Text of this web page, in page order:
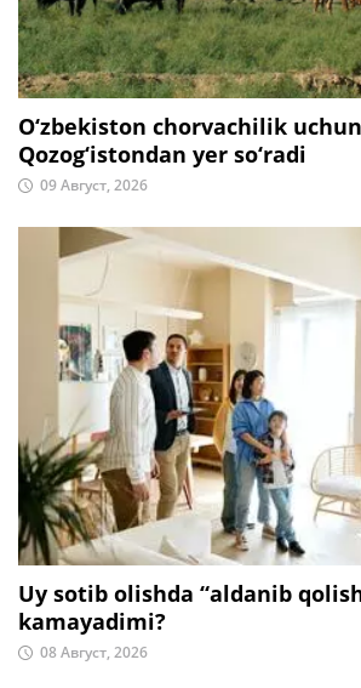
O‘zbekiston chorvachilik uchun
Qozog‘istondan yer so‘radi
09 Август, 2026
Uy sotib olishda “aldanib
kamayadimi?
08 Август, 2026